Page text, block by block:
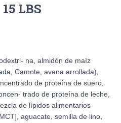
LBS
na, almidón de maíz
Camote, avena arrollada),
de proteína de suero,
trado de proteína de leche,
de lípidos alimentarios
aguacate, semilla de lino,